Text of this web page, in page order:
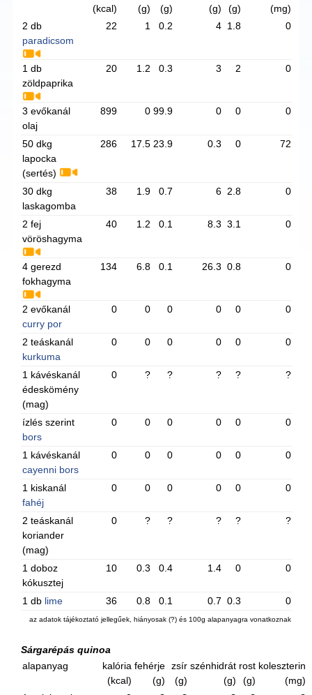
(kcal)
(g)
(g)
(g)
(g)
(mg)
2 db
paradicsom
22 1 0.2 4 1.8 0
1 db
zöldpaprika
20 1.2 0.3 3 2 0
3 evőkanál
olaj
899 0 99.9 0 0 0
50 dkg
lapocka
(sertés)
286 17.5 23.9 0.3 0 72
30 dkg
laskagomba
38 1.9 0.7 6 2.8 0
2 fej
vöröshagyma
40 1.2 0.1 8.3 3.1 0
4 gerezd
fokhagyma
134 6.8 0.1 26.3 0.8 0
2 evőkanál
curry por
0 0 0 0 0 0
2 teáskanál
kurkuma
0 0 0 0 0 0
1 kávéskanál
édeskömény
(mag)
0 ? ? ? ? ?
ízlés szerint
bors
0 0 0 0 0 0
1 kávéskanál
cayenni bors
0 0 0 0 0 0
1 kiskanál
fahéj
0 0 0 0 0 0
2 teáskanál
koriander
(mag)
0 ? ? ? ? ?
1 doboz
kókusztej
10 0.3 0.4 1.4 0 0
1 db lime 36 0.8 0.1 0.7 0.3 0
az adatok tájékoztató jellegűek, hiányosak (?) és 100g alapanyagra vonatkoznak
Sárgarépás quinoa
alapanyag
kalória
(kcal)
fehérje
(g)
zsír
(g)
szénhidrát
(g)
rost
(g)
koleszterin
(mg)